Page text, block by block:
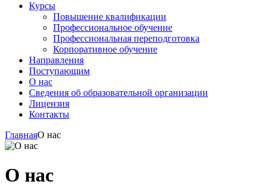
Курсы
Повышение квалификации
Профессиональное обучение
Профессиональная переподготовка
Корпоративное обучение
Направления
Поступающим
О нас
Сведения об образовательной организации
Лицензия
Контакты
ГлавнаяО нас
О нас